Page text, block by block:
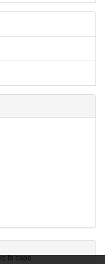
fa capo